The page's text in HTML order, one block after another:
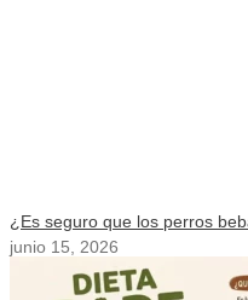
¿Es seguro que los perros
junio 15, 2026